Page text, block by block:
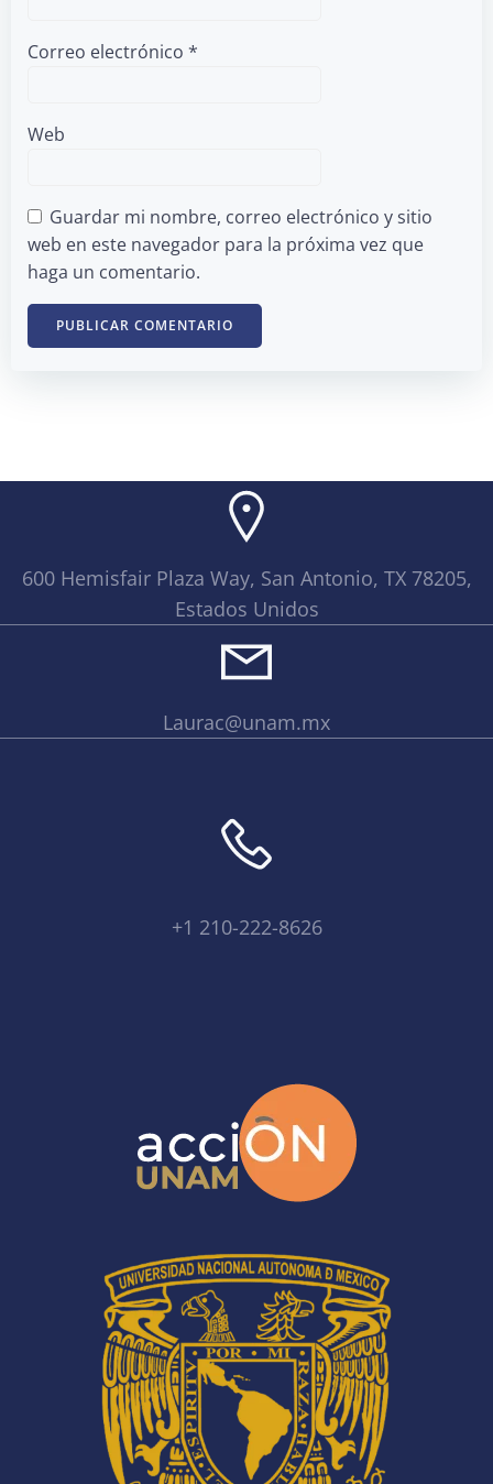
Correo electrónico *
Web
Guardar mi nombre, correo electrónico y sitio
web en este navegador para la próxima vez que
haga un comentario.
600 Hemisfair Plaza Way, San Antonio, TX 78205,
Estados Unidos
Laurac@unam.mx
+1 210-222-8626